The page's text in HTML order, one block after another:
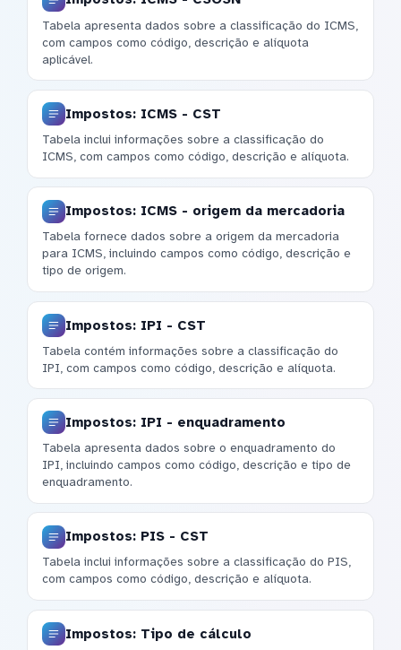
Tabela apresenta dados sobre a classificação do ICMS,
com campos como código, descrição e alíquota
aplicável.
Impostos: ICMS - CST
Tabela inclui informações sobre a classificação do
ICMS, com campos como código, descrição e alíquota.
Impostos: ICMS - origem da mercadoria
Tabela fornece dados sobre a origem da mercadoria
para ICMS, incluindo campos como código, descrição e
tipo de origem.
Impostos: IPI - CST
Tabela contém informações sobre a classificação do
IPI, com campos como código, descrição e alíquota.
Impostos: IPI - enquadramento
Tabela apresenta dados sobre o enquadramento do
IPI, incluindo campos como código, descrição e tipo de
enquadramento.
Impostos: PIS - CST
Tabela inclui informações sobre a classificação do PIS,
com campos como código, descrição e alíquota.
Impostos: Tipo de cálculo